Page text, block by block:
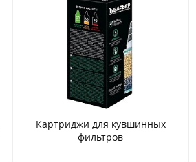
Картриджи для кувшинных
фильтров